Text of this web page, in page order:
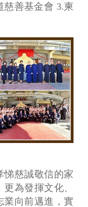
慈善基金會 3.柬
悌慈誠敬信的家
為發揮文化、
業向前邁進，實